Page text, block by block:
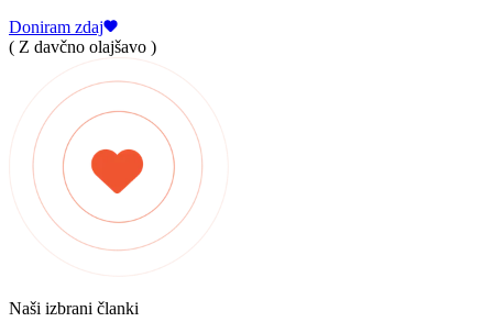
Doniram zdaj
( Z davčno olajšavo )
Naši izbrani članki